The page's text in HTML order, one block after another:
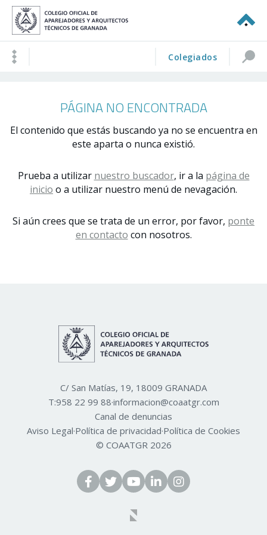
Colegiados
PÁGINA NO ENCONTRADA
El contenido que estás buscando ya no se encuentra en
este aparta o nunca existió.
Prueba a utilizar nuestro buscador, ir a la página de
inicio o a utilizar nuestro menú de nevagación.
Si aún crees que se trata de un error, por favor, ponte
en contacto con nosotros.
C/ San Matías, 19, 18009 GRANADA
T:958 22 99 88·informacion@coaatgr.com
Canal de denuncias
Aviso Legal·Política de privacidad·Política de Cookies
© COAATGR 2026